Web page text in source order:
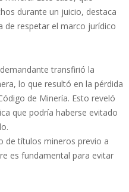
durante un juicio, destaca
de respetar el marco jurídico
transfirió la
lo que resultó en la pérdida
de Minería. Esto reveló
que podría haberse evitado
de títulos mineros previo a
es fundamental para evitar